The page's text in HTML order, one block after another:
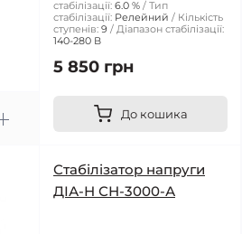
стабілізації: 6.0 %
Тип
стабілізації: Релейний
Кількість
ступенів: 9
Діапазон стабілізації:
140-280 В
5 850 грн
До кошика
Стабілізатор напруги
ДІА-Н СН-3000-А